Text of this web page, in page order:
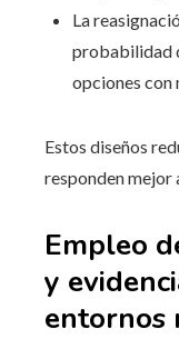
La
probabilidad
opciones con
Estos diseños
responden
Empleo
y
entornos